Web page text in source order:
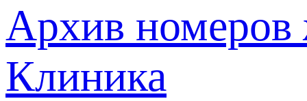
Архив номеров
Клиника